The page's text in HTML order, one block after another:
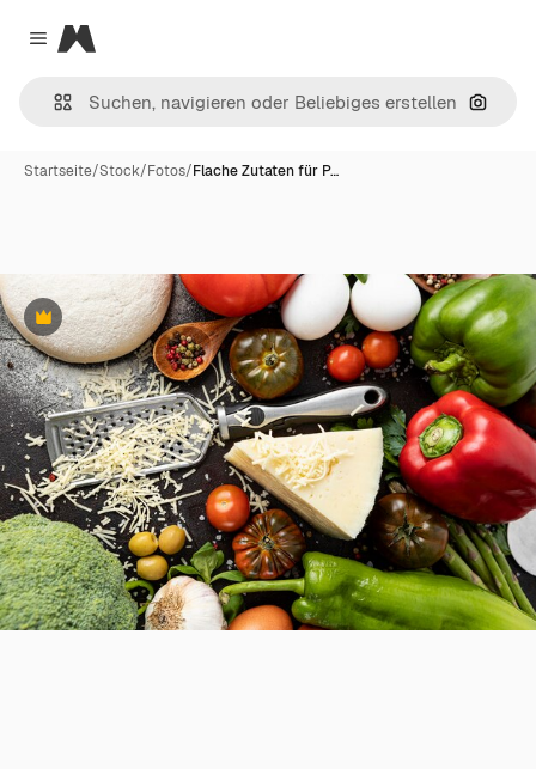
Close menu
Magnific
Nach
Startseite/Stock/Fotos/Flache Zutaten für P…
Premium